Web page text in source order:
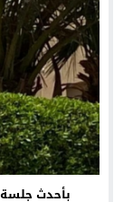
بأحدث